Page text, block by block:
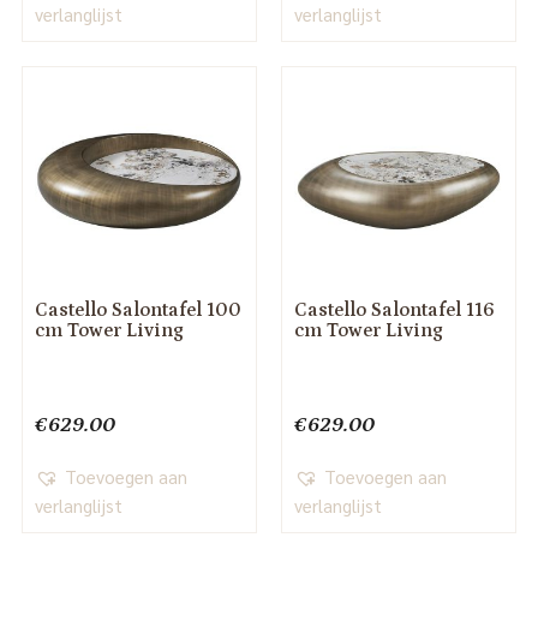
verlanglijst
verlanglijst
Castello Salontafel 100
cm Tower Living
€629.00
Toevoegen aan
verlanglijst
Castello Salontafel 116
cm Tower Living
€629.00
Toevoegen aan
verlanglijst